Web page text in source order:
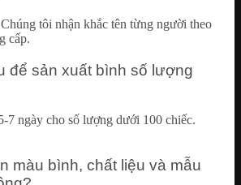
tôi nhận khắc tên từng người theo
cấp.
để sản xuất bình số lượng
7 ngày cho số lượng dưới 100 chiếc.
màu bình, chất liệu và mẫu